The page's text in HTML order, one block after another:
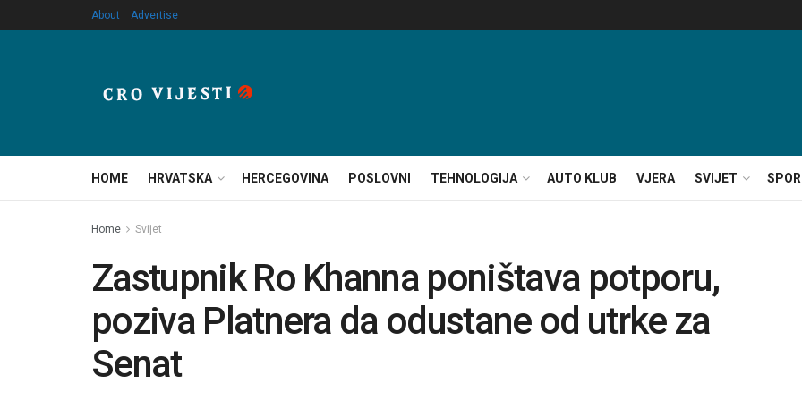
About Advertise
HOME HRVATSKA HERCEGOVINA POSLOVNI TEHNOLOGIJA AUTO KLUB VJERA SVIJET
Home Svijet
Zastupnik Ro Khanna poništava potporu,
poziva Platnera da odustane od utrke za
Senat